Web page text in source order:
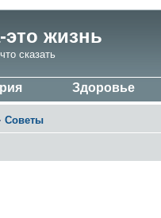
это жизнь
сказать
Здоровье
Советы